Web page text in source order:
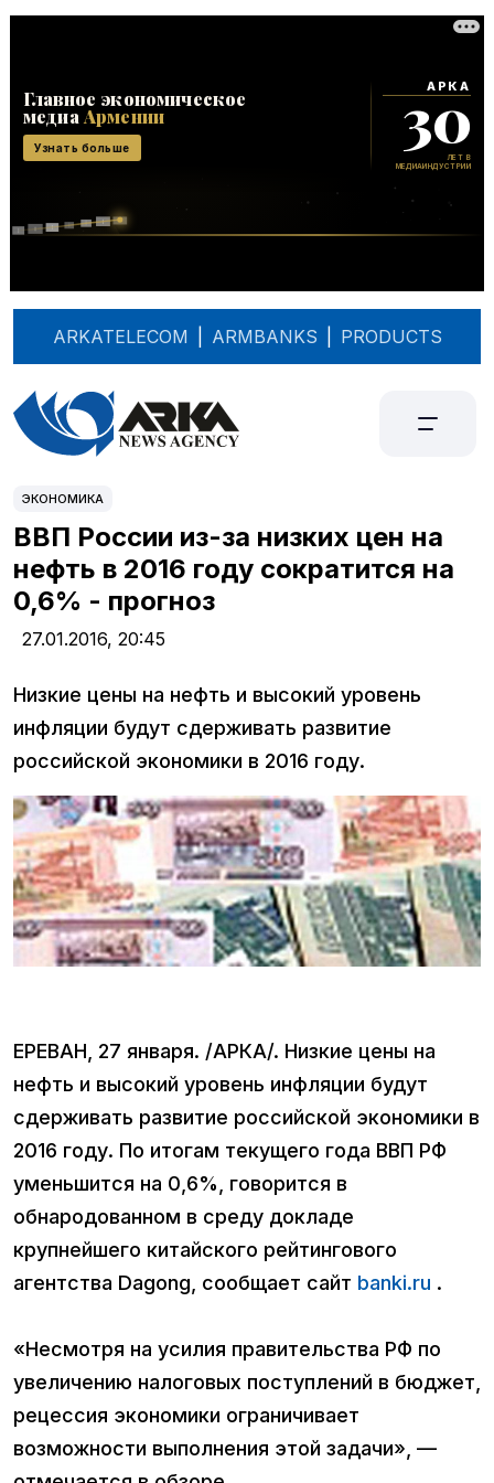
ARKATELECOM ARMBANKS PRODUCTS
ЭКОНОМИКА
ВВП России из-за низких цен на
нефть в 2016 году сократится на
0,6% - прогноз
27.01.2016, 20:45
Низкие цены на нефть и высокий уровень
инфляции будут сдерживать развитие
российской экономики в 2016 году.
ЕРЕВАН, 27 января. /АРКА/. Низкие цены на
нефть и высокий уровень инфляции будут
сдерживать развитие российской экономики в
2016 году. По итогам текущего года ВВП РФ
уменьшится на 0,6%, говорится в
обнародованном в среду докладе
крупнейшего китайского рейтингового
агентства Dagong, сообщает сайт banki.ru .
«Несмотря на усилия правительства РФ по
увеличению налоговых поступлений в бюджет,
рецессия экономики ограничивает
возможности выполнения этой задачи», —